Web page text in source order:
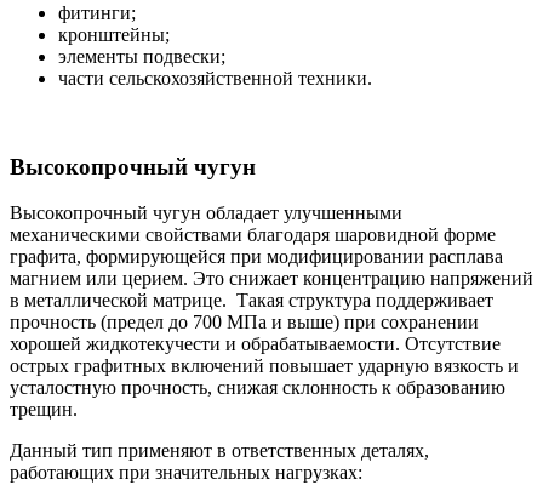
фитинги;
кронштейны;
элементы подвески;
части сельскохозяйственной техники.
Высокопрочный чугун
Высокопрочный чугун обладает улучшенными
механическими свойствами благодаря шаровидной форме
графита, формирующейся при модифицировании расплава
магнием или церием. Это снижает концентрацию напряжений
в металлической матрице. Такая структура поддерживает
прочность (предел до 700 МПа и выше) при сохранении
хорошей жидкотекучести и обрабатываемости. Отсутствие
острых графитных включений повышает ударную вязкость и
усталостную прочность, снижая склонность к образованию
трещин.
Данный тип применяют в ответственных деталях,
работающих при значительных нагрузках: